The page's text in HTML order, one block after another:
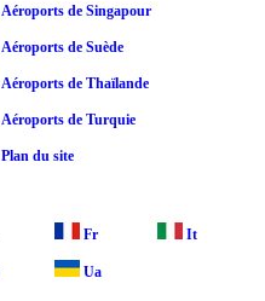
Aéroports de Singapour
Aéroports de Suède
Aéroports de Thaïlande
Aéroports de Turquie
Plan du site
Fr It
Ua